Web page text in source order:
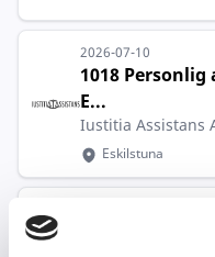
2026-07-10
1018 Personlig
E...
Iustitia Assistans
Eskilstuna
1024